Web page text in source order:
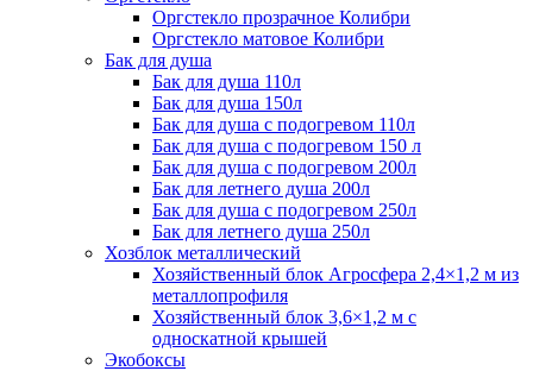
Оргстекло прозрачное Колибри
Оргстекло матовое Колибри
Бак для душа
Бак для душа 110л
Бак для душа 150л
Бак для душа с подогревом 110л
Бак для душа с подогревом 150 л
Бак для душа с подогревом 200л
Бак для летнего душа 200л
Бак для душа с подогревом 250л
Бак для летнего душа 250л
Хозблок металлический
Хозяйственный блок Агросфера 2,4×1,2 м из
металлопрофиля
Хозяйственный блок 3,6×1,2 м с
односкатной крышей
Экобоксы